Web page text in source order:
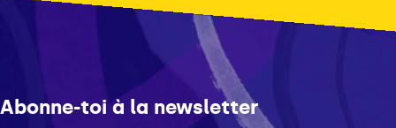
Abonne-toi à la newsletter